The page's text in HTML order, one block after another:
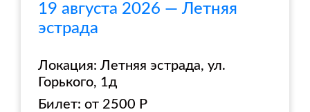
19 августа 2026 — Летняя
эстрада
Локация: Летняя эстрада, ул.
Горького, 1д
Билет: от 2500 Р